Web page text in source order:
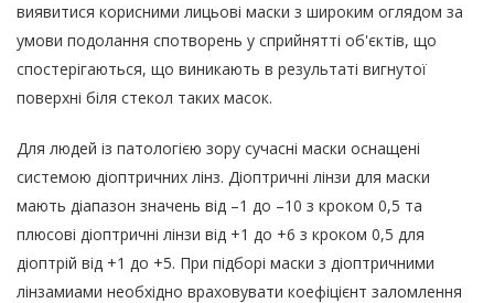
виявитися корисними лицьові маски з широким оглядом за
умови подолання спотворень у сприйнятті об'єктів, що
спостерігаються, що виникають в результаті вигнутої
поверхні біля стекол таких масок.
Для людей із патологією зору сучасні маски оснащені
системою діоптричних лінз. Діоптричні лінзи для маски
мають діапазон значень від –1 до –10 з кроком 0,5 та
плюсові діоптричні лінзи від +1 до +6 з кроком 0,5 для
діоптрій від +1 до +5. При підборі маски з діоптричними
лінзамиами необхідно враховувати коефіцієнт заломлення